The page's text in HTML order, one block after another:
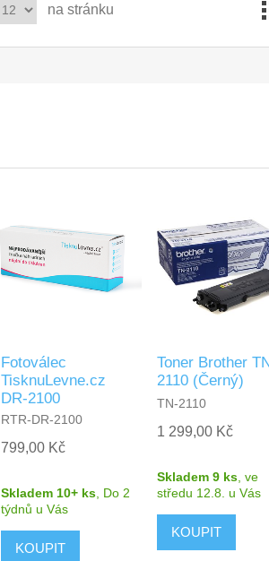
na stránku
Fotoválec
TisknuLevne.cz
DR-2100
RTR-DR-2100
799,00 Kč
Skladem 10+ ks Do 2
týdnů u Vás
Toner Brother
2110 (Černý)
TN-2110
1 299,00 Kč
Skladem 9 ks ,ve
středu 12.8. u Vás